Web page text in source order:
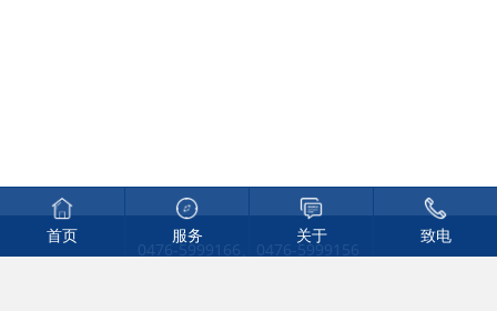
0476-5999166、0476-5999156
首页 服务 关于 致电